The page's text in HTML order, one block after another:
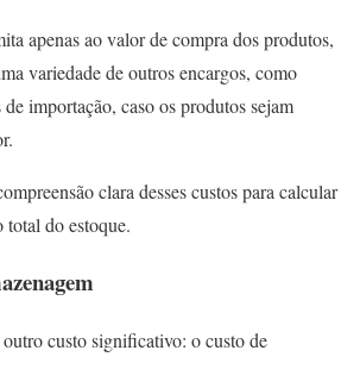
apenas ao valor de compra dos produtos,
variedade de outros encargos, como
importação, caso os produtos sejam
clara desses custos para calcular
total do estoque.
custo significativo: o custo de